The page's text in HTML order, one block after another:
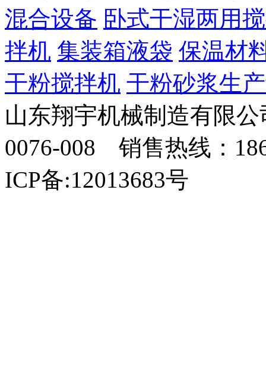
混合设备 卧式干湿两用
拌机 集装箱液袋 保温材
干粉搅拌机 干粉砂浆生
山东翔宇机械制造有限
0076-008 销售热线：
ICP备:12013683号